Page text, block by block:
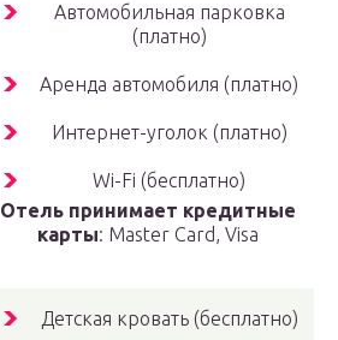
Автомобильная парковка
(платно)
Аренда автомобиля (платно)
Интернет-уголок (платно)
Wi-Fi (бесплатно)
Отель принимает кредитные
карты: Master Card, Visa
Детская кровать (бесплатно)